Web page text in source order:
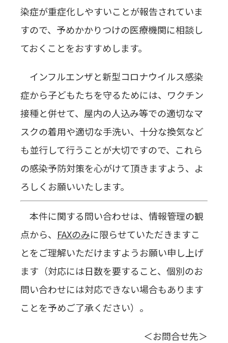
染症が重症化しやすいことが報告されていま
すので、予めかかりつけの医療機関に相談し
ておくことをおすすめします。
インフルエンザと新型コロナウイルス感染
症から子どもたちを守るためには、ワクチン
接種と併せて、屋内の人込み等での適切なマ
スクの着用や適切な手洗い、十分な換気など
も並行して行うことが大切ですので、これら
の感染予防対策を心がけて頂きますよう、よ
ろしくお願いいたします。
本件に関する問い合わせは、情報管理の観
点から、 FAXのみに限らせていただきますこ
とをご理解いただけますようお願い申し上げ
ます（対応には日数を要すること、個別のお
問い合わせには対応できない場合もあります
ことを予めご了承ください）。
＜お問合せ先＞